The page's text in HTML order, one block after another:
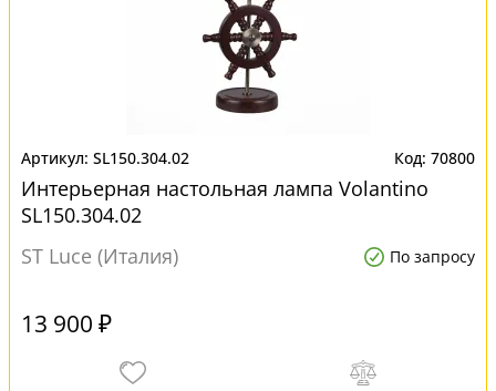
SL150.304.02 70800
Интерьерная настольная лампа Volantino
SL150.304.02
ST Luce (Италия)
По запросу
13 900 ₽